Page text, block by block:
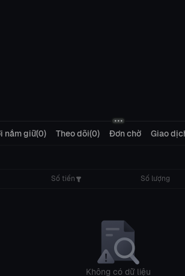
nắm giữ(0) Theo dõi(0) Đơn chờ Giao
Số tiền Số lượng
Không có dữ liệu